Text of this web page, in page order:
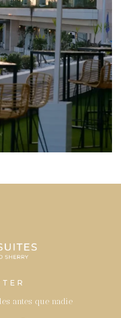
antes que nadie